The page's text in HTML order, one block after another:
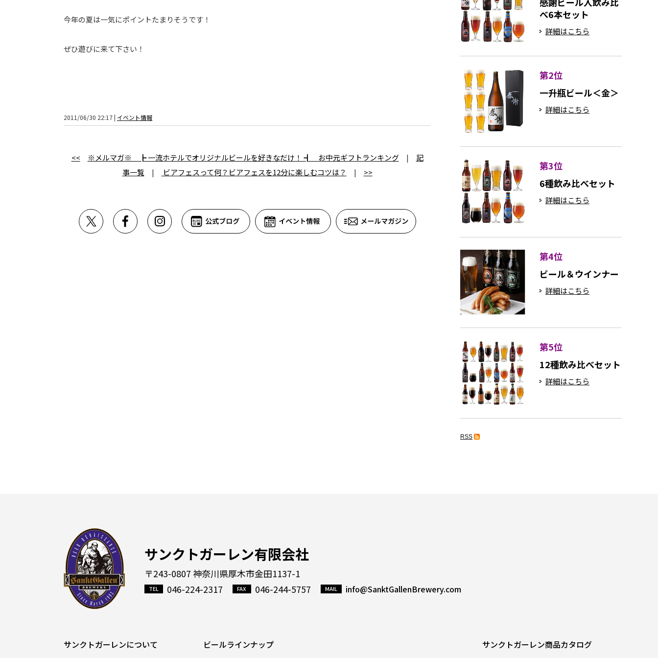
今年の夏は一気にポイントたまりそうです！
ぜひ遊びに来て下さい！
2011/06/30 22:17 | イベント情報
<< ※メルマガ※ ┣ 一流ホテルでオリジナルビールを好きなだけ！ ┫ お中元ギフトランキング| 記
事一覧 | ビアフェスって何？ビアフェスを12分に楽しむコツは？ | >>
べ6本セット
詳細はこちら
第2位
一升瓶ビール＜金＞
詳細はこちら
第3位
6種飲み比べセット
詳細はこちら
第4位
ビール＆ウインナー
詳細はこちら
第5位
12種飲み比べセット
詳細はこちら
RSS
サンクトガーレン有限会社
〒243-0807 神奈川県厚木市金田1137-1
046-224-2317
046-244-5757 info@SanktGallenBrewery.com
サンクトガーレンについて ビールラインナップ
サンクトガーレン商品カタログ